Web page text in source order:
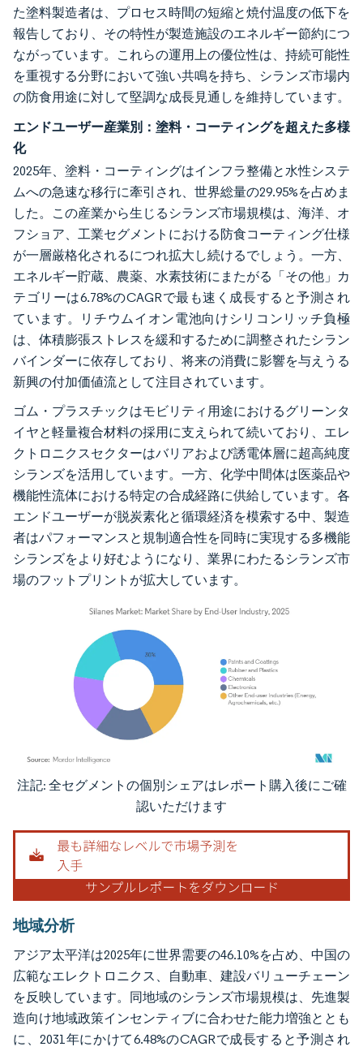
た塗料製造者は、プロセス時間の短縮と焼付温度の低下を
報告しており、その特性が製造施設のエネルギー節約につ
ながっています。これらの運用上の優位性は、持続可能性
を重視する分野において強い共鳴を持ち、シランズ市場内
の防食用途に対して堅調な成長見通しを維持しています。
エンドユーザー産業別：塗料・コーティングを超えた多様
化
2025年、塗料・コーティングはインフラ整備と水性システ
ムへの急速な移行に牽引され、世界総量の29.95%を占めま
した。この産業から生じるシランズ市場規模は、海洋、オ
フショア、工業セグメントにおける防食コーティング仕様
が一層厳格化されるにつれ拡大し続けるでしょう。一方、
エネルギー貯蔵、農薬、水素技術にまたがる「その他」カ
テゴリーは6.78%のCAGRで最も速く成長すると予測され
ています。リチウムイオン電池向けシリコンリッチ負極
は、体積膨張ストレスを緩和するために調整されたシラン
バインダーに依存しており、将来の消費に影響を与えうる
新興の付加価値流として注目されています。
ゴム・プラスチックはモビリティ用途におけるグリーンタ
イヤと軽量複合材料の採用に支えられて続いており、エレ
クトロニクスセクターはバリアおよび誘電体層に超高純度
シランズを活用しています。一方、化学中間体は医薬品や
機能性流体における特定の合成経路に供給しています。各
エンドユーザーが脱炭素化と循環経済を模索する中、製造
者はパフォーマンスと規制適合性を同時に実現する多機能
シランズをより好むようになり、業界にわたるシランズ市
場のフットプリントが拡大しています。
画像 © Mordor Intelligence。再利用にはCC BY 4.0の表示が必要です。
注記: 全セグメントの個別シェアはレポート購入後にご確
認いただけます
地域分析
アジア太平洋は2025年に世界需要の46.10%を占め、中国の
広範なエレクトロニクス、自動車、建設バリューチェーン
を反映しています。同地域のシランズ市場規模は、先進製
造向け地域政策インセンティブに合わせた能力増強ととも
に、2031年にかけて6.48%のCAGRで成長すると予測され